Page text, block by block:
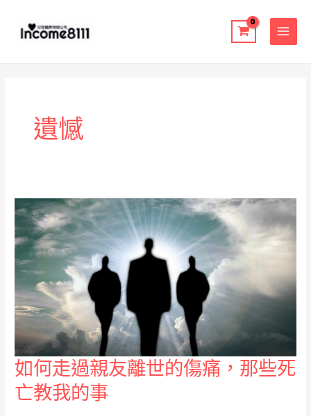
遺憾
如何走過親友離世的傷痛，那些死
亡教我的事
如
何
走
過
親